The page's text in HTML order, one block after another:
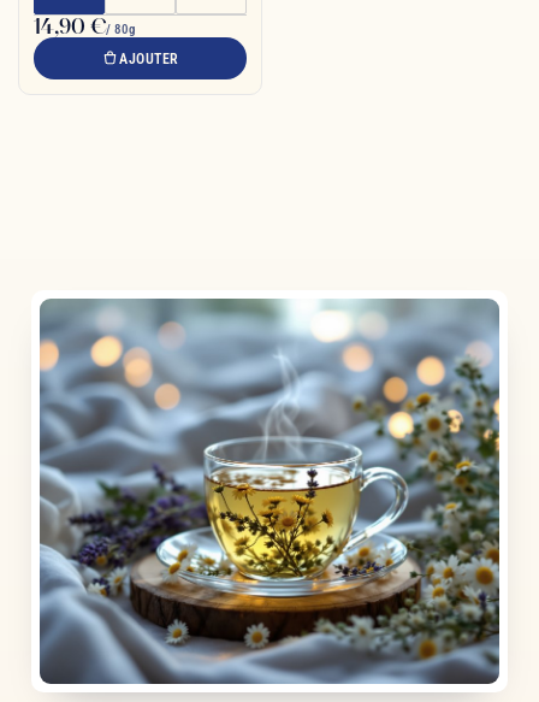
14,90 €/ 80g
AJOUTER